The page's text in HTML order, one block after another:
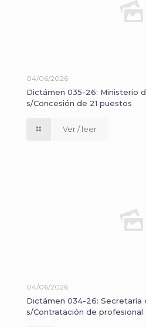
04/06/2026
Dictámen 035-26: Ministerio
s/Concesión de 21 puestos
Ver / leer
04/06/2026
Dictámen 034-26: Secretaría
s/Contratación de profesional